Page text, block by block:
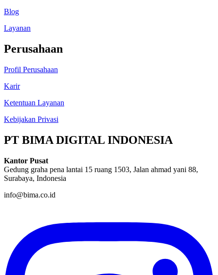
Blog
Layanan
Perusahaan
Profil Perusahaan
Karir
Ketentuan Layanan
Kebijakan Privasi
PT BIMA DIGITAL INDONESIA
Kantor Pusat
Gedung graha pena lantai 15 ruang 1503, Jalan ahmad yani 88,
Surabaya, Indonesia
info@bima.co.id